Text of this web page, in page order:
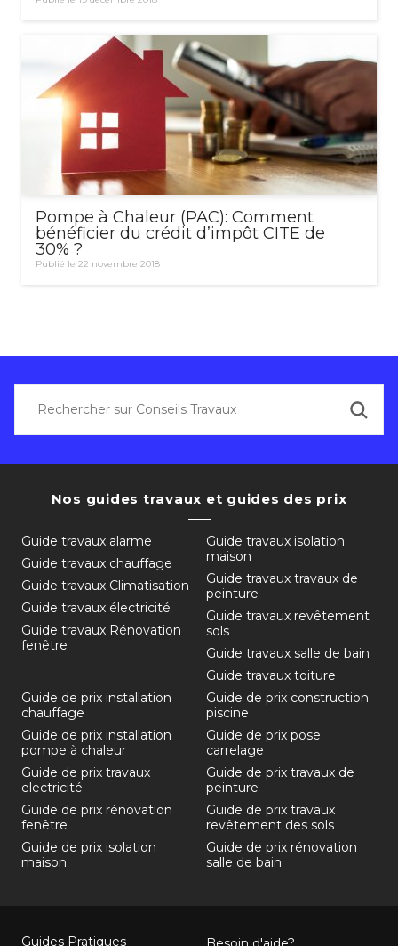
Pompe à Chaleur (PAC): Comment
bénéficier du crédit d’impôt CITE de
30% ?
Publié le 22 novembre 2018
Nos guides travaux et guides des prix
Guide travaux alarme
Guide travaux chauffage
Guide travaux Climatisation
Guide travaux électricité
Guide travaux Rénovation
fenêtre
Guide travaux isolation
maison
Guide travaux travaux de
peinture
Guide travaux revêtement
sols
Guide travaux salle de bain
Guide travaux toiture
Guide de prix installation
chauffage
Guide de prix installation
pompe à chaleur
Guide de prix travaux
electricité
Guide de prix rénovation
fenêtre
Guide de prix isolation
maison
Guide de prix construction
piscine
Guide de prix pose
carrelage
Guide de prix travaux de
peinture
Guide de prix travaux
revêtement des sols
Guide de prix rénovation
salle de bain
Guides Pratiques